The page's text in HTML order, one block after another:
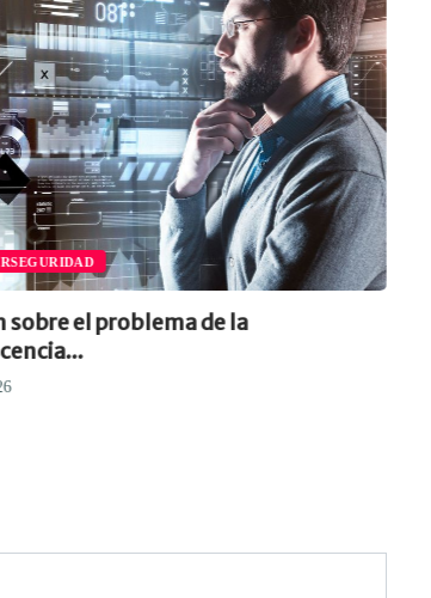
sobre el problema de la